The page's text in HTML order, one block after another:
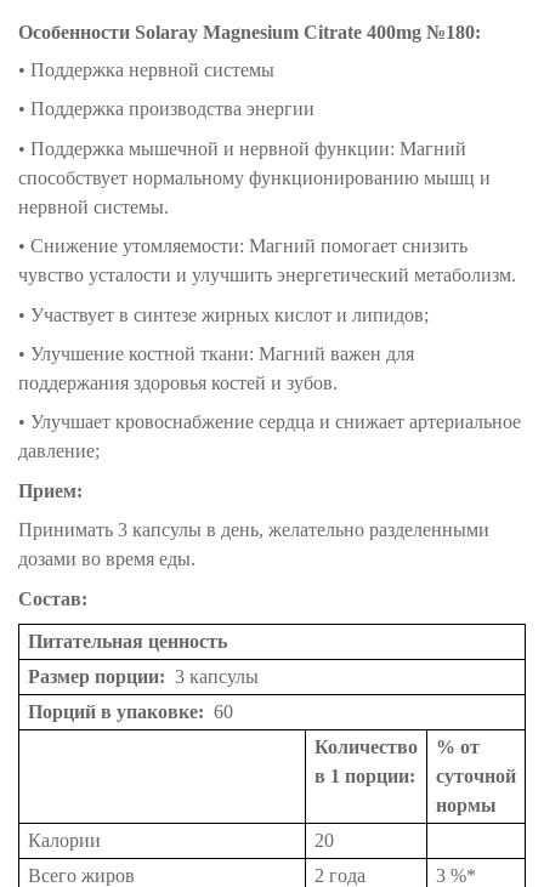
Особенности Solaray Magnesium Citrate 400mg №180:
• Поддержка нервной системы
• Поддержка производства энергии
• Поддержка мышечной и нервной функции: Магний
способствует нормальному функционированию мышц и
нервной системы.
• Снижение утомляемости: Магний помогает снизить
чувство усталости и улучшить энергетический метаболизм.
• Участвует в синтезе жирных кислот и липидов;
• Улучшение костной ткани: Магний важен для
поддержания здоровья костей и зубов.
• Улучшает кровоснабжение сердца и снижает артериальное
давление;
Прием:
Принимать 3 капсулы в день, желательно разделенными
дозами во время еды.
Состав:
Питательная ценность
Размер порции: 3 капсулы
Порций в упаковке: 60
Количество
в 1 порции:
% от
суточной
нормы
Калории
20
Всего жиров
2 года
3 %*